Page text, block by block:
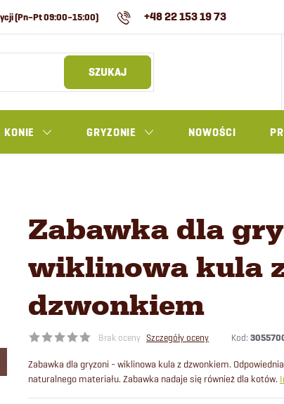
+48 22 153 19 73
SZUKAJ
KONIE GRYZONIE NOWOŚCI
Zabawka dla
wiklinowa kula
dzwonkiem
Brak oceny Szczegóły oceny Kod:
Zabawka dla gryzoni - wiklinowa kula z dzwonkiem.
naturalnego materiału. Zabawka nadaje się również dla kotów.